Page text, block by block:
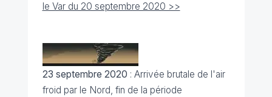
le Var du 20 septembre 2020 >>
23 septembre 2020 : Arrivée brutale de l'air
froid par le Nord, fin de la période